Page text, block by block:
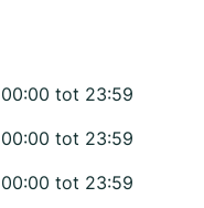
00:00 tot 23:59
00:00 tot 23:59
00:00 tot 23:59